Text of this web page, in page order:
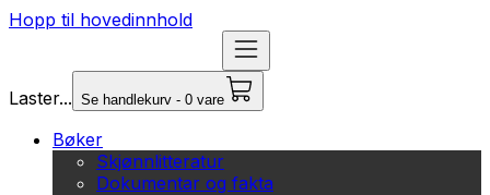
Hopp til hovedinnhold
Laster... Se handlekurv - 0 vare
Bøker
Skjønnlitteratur
Dokumentar og fakta